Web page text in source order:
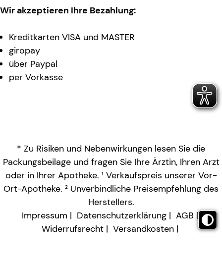
Wir akzeptieren Ihre Bezahlung:
Kreditkarten VISA und MASTER
giropay
über Paypal
per Vorkasse
* Zu Risiken und Nebenwirkungen lesen Sie die
Packungsbeilage und fragen Sie Ihre Ärztin, Ihren Arzt
oder in Ihrer Apotheke. ¹ Verkaufspreis unserer Vor-
Ort-Apotheke. ² Unverbindliche Preisempfehlung des
Herstellers.
Impressum
Datenschutzerklärung
AGB
Widerrufsrecht
Versandkosten